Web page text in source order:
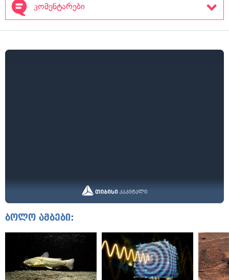
კომენტარები
ბოლო ამბები: